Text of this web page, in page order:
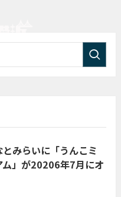
みらいに「うんこミ
ム」が20206年7月にオ